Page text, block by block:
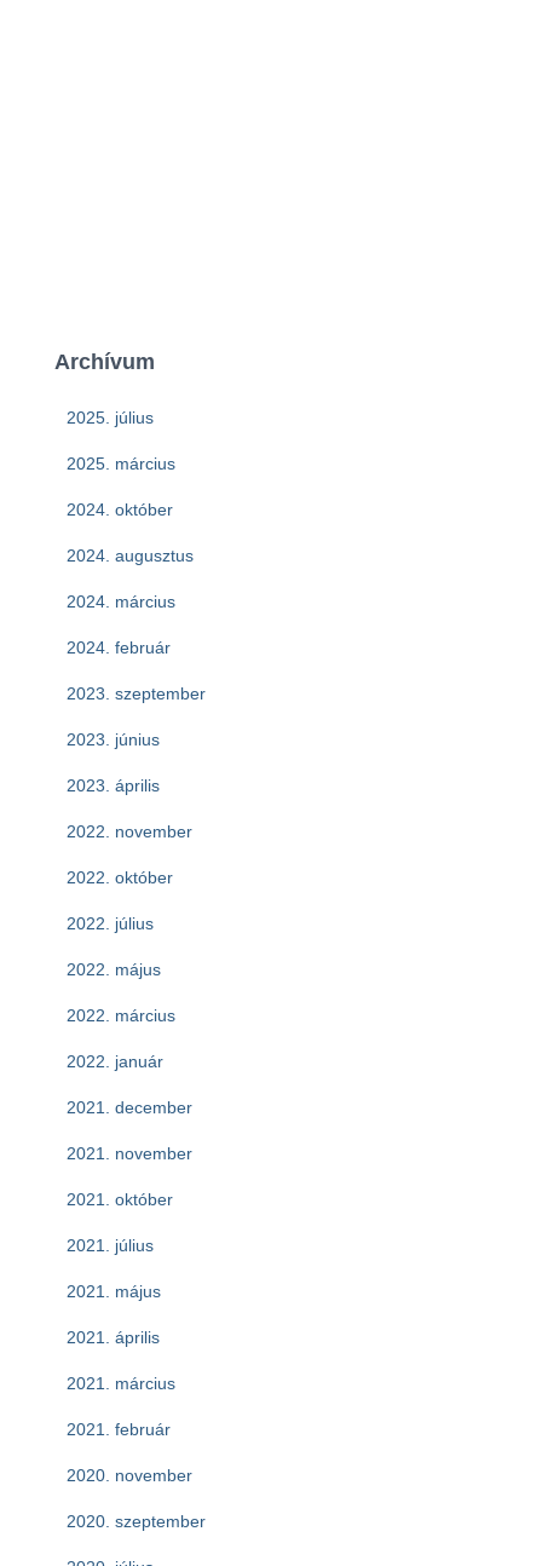
Archívum
2025. július
2025. március
2024. október
2024. augusztus
2024. március
2024. február
2023. szeptember
2023. június
2023. április
2022. november
2022. október
2022. július
2022. május
2022. március
2022. január
2021. december
2021. november
2021. október
2021. július
2021. május
2021. április
2021. március
2021. február
2020. november
2020. szeptember